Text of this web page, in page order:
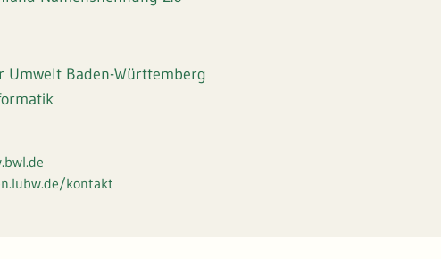
Umwelt Baden-Württemberg
kontakt